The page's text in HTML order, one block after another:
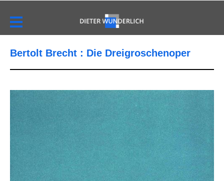
Bertolt Brecht : Die Dreigroschenoper